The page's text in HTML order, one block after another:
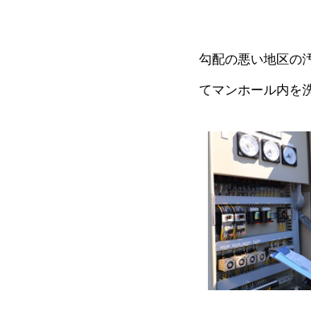
勾配の悪い地区の
てマンホール内を